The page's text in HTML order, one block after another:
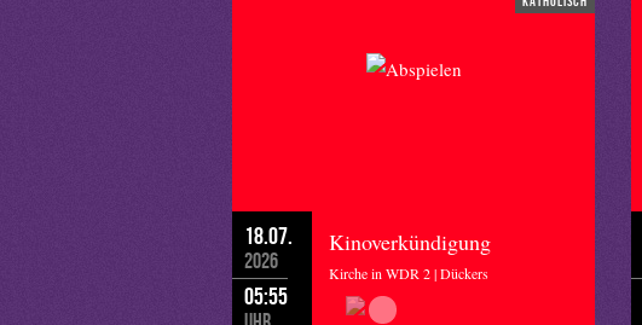
18.07.
2026
05:55
Kinoverkündigung
Kirche in WDR 2 | Dückers